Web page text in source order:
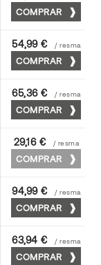
72 x 102
COMPRAR
65 x 90
54,99 € / resma
COMPRAR
70 x 100
65,36 € / resma
COMPRAR
45 x 64
29,16 € / resma
COMPRAR
63 x 88
94,99 € / resma
COMPRAR
52 x 70
63,94 € / resma
COMPRAR